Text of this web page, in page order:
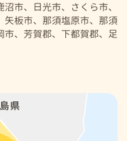
市、日光市、さくら市、
板市、那須塩原市、那須
、芳賀郡、下都賀郡、足